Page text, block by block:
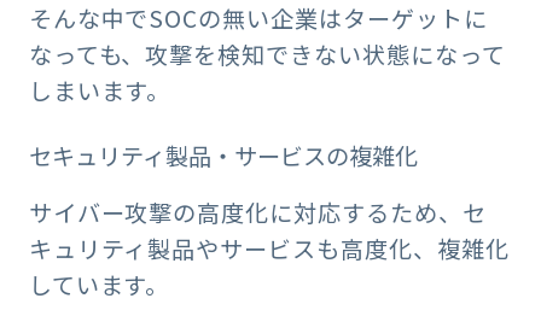
そんな中でSOCの無い企業はターゲットに
なっても、攻撃を検知できない状態になって
しまいます。
セキュリティ製品・サービスの複雑化
サイバー攻撃の高度化に対応するため、セ
キュリティ製品やサービスも高度化、複雑化
しています。